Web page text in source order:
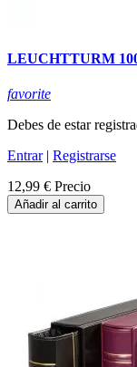
LEUCHTTURM
favorite
Debes de estar
Entrar| Registrarse
12,99 € Precio
Añadir al carrito